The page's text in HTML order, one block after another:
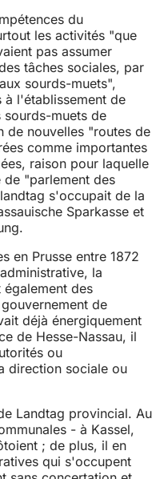
du
les activités "que
pas assumer
tâches sociales, par
sourds-muets",
à l'établissement de
muets de
de nouvelles "routes de
comme importantes
raison pour laquelle
de "parlement des
s'occupait de la
Sparkasse et
en Prusse entre 1872
la
des
de
déjà énergiquement
de Hesse-Nassau, il
ou
direction sociale ou
Landtag provincial. Au
- à Kassel,
; de plus, il en
qui s'occupent